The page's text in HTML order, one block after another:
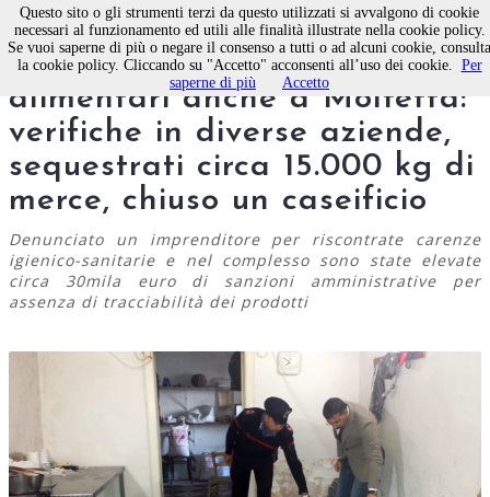
Carabinieri forestali, controlli
alimentari anche a Molfetta:
verifiche in diverse aziende,
sequestrati circa 15.000 kg di
merce, chiuso un caseificio
Denunciato un imprenditore per riscontrate carenze
igienico-sanitarie e nel complesso sono state elevate
circa 30mila euro di sanzioni amministrative per
assenza di tracciabilità dei prodotti
Questo sito o gli strumenti terzi da questo utilizzati si avvalgono di cookie
necessari al funzionamento ed utili alle finalità illustrate nella cookie policy.
Se vuoi saperne di più o negare il consenso a tutti o ad alcuni cookie, consulta
la cookie policy. Cliccando su "Accetto" acconsenti all’uso dei cookie. Per
saperne di più
Accetto